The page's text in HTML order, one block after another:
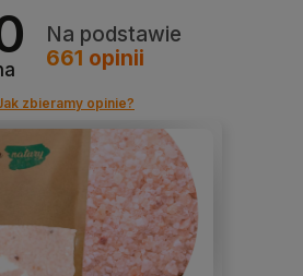
Na podstawie
661 opinii
zbieramy opinie?